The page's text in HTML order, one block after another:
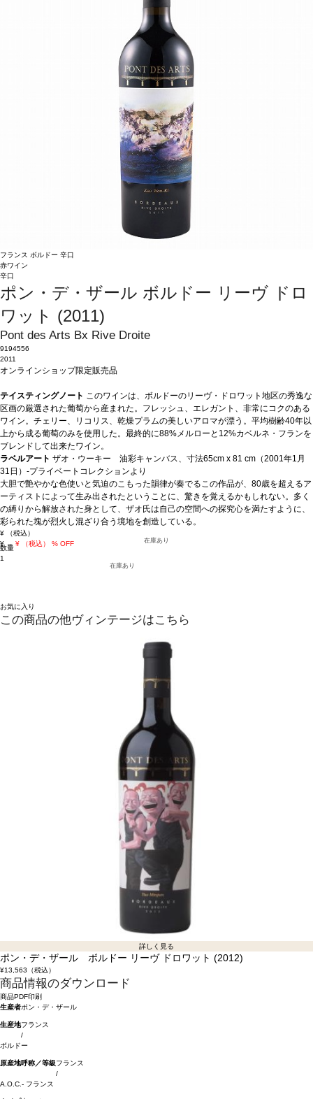
フランス ボルドー 辛口
赤ワイン
辛口
ポン・デ・ザール ボルドー リーヴ ドロ
ワット (2011)
Pont des Arts Bx Rive Droite
9194556
2011
オンラインショップ限定販売品
テイスティングノート このワインは、ボルドーのリーヴ・ドロワット地区の秀逸な
区画の厳選された葡萄から産まれた。フレッシュ、エレガント、非常にコクのある
ワイン。チェリー、リコリス、乾燥プラムの美しいアロマが漂う。平均樹齢40年以
上から成る葡萄のみを使用した。最終的に88%メルローと12%カベルネ・フランを
ブレンドして出来たワイン。
ラベルアート ザオ・ウーキー 油彩キャンバス、寸法65cm x 81 cm（2001年1月
31日）-プライベートコレクションより
大胆で艶やかな色使いと気迫のこもった韻律が奏でるこの作品が、80歳を超えるア
ーティストによって生み出されたということに、驚きを覚えるかもしれない。多く
の縛りから解放された身として、ザオ氏は自己の空間への探究心を満たすように、
彩られた塊が烈火し混ざり合う境地を創造している。
¥
（税込）
¥ → ¥ （税込） % OFF 在庫あり
数量
1
在庫あり
お気に入り
この商品の他ヴィンテージはこちら
詳しく見る
ポン・デ・ザール ボルドー リーヴ ドロワット (2012)
¥13,563 （税込）
商品情報のダウンロード
商品PDF印刷
生産者ポン・デ・ザール
生産地フランス
/
ボルドー
原産地呼称／等級フランス
/
A.O.C.- フランス